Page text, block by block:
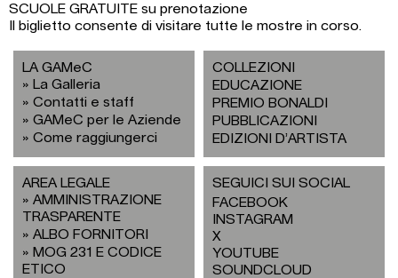
SCUOLE GRATUITE su prenotazione
Il biglietto consente di visitare tutte le mostre in corso.
LA GAMeC
La Galleria
Contatti e staff
GAMeC per le Aziende
Come raggiungerci
COLLEZIONI
EDUCAZIONE
PREMIO BONALDI
PUBBLICAZIONI
EDIZIONI D’ARTISTA
AREA LEGALE
AMMINISTRAZIONE
TRASPARENTE
ALBO FORNITORI
MOG 231 E CODICE
ETICO
SEGUICI SUI SOCIAL
FACEBOOK
INSTAGRAM
X
YOUTUBE
SOUNDCLOUD